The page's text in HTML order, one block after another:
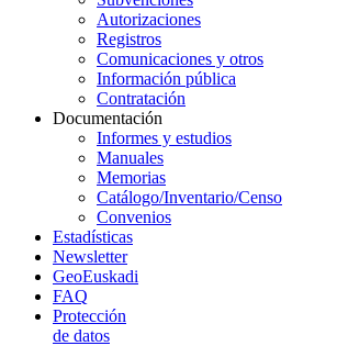
Autorizaciones
Registros
Comunicaciones y otros
Información pública
Contratación
Documentación
Informes y estudios
Manuales
Memorias
Catálogo/Inventario/Censo
Convenios
Estadísticas
Newsletter
GeoEuskadi
FAQ
Protección
de datos